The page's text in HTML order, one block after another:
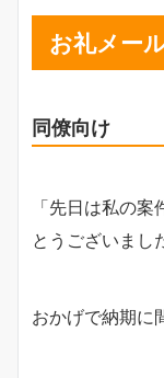
お礼メー
同僚向け
「先日は私の
とうございまし
おかげで納期に